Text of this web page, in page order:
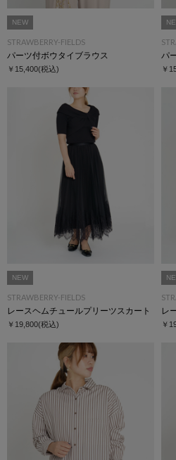
NEW
STRAWBERRY-FIELDS
パーツ付ボウタイブラウス
￥15,400(税込)
パ
￥
NEW
STRAWBERRY-FIELDS
レースヘムチュールプリーツスカート
￥19,800(税込)
レ
￥